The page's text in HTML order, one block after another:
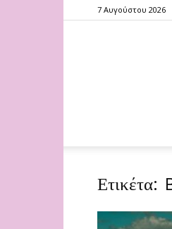
7 Αυγούστου 2026
Ετικέτα: